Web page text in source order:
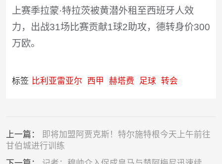
上赛季拉蒙·特拉茨被黄潜外租至西班牙人效
力，出战31场比赛贡献1球2助攻，德转身价300
万欧。
标签 比利亚雷亚尔 西甲 赫塔费 足球 转会
上一篇：
即将加盟阿贾克斯！特尔施特根今天上午前往
甘伯城进行训练